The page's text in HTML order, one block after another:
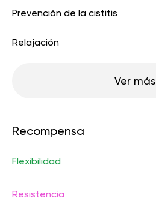
Prevención de la cistitis
Relajación
Ver más
Recompensa
Flexibilidad
Resistencia